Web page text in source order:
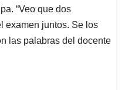
“Veo que dos
examen juntos. Se los
las palabras del docente